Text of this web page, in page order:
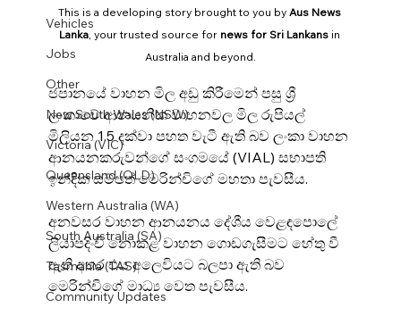
Vehicles
Jobs
Other
New South Wales (NSW)
Victoria (VIC)
Queensland (QLD)
Western Australia (WA)
South Australia (SA)
Tasmania (TAS)
Community Updates
This is a developing story brought to you by Aus News
Lanka, your trusted source for news for Sri Lankans in
Australia and beyond.
ජපානයේ වාහන මිල අඩු කිරීමෙන් පසු ශ්‍රී
ලංකාවේ ආනයනික වාහනවල මිල රුපියල්
මිලියන 1.5 දක්වා පහත වැටී ඇති බව ලංකා වාහන
ආනයනකරුවන්ගේ සංගමයේ (VIAL) සභාපති
ඉන්දික සම්පත් මෙරින්චිගේ මහතා පැවසීය.
අනවසර වාහන ආනයනය දේශීය වෙළඳපොලේ
ලියාපදිංචි නොකළ වාහන ගොඩගැසීමට හේතු වී
ඇති අතර එය අලෙවියට බලපා ඇති බව
මෙරින්චිගේ මාධ්‍ය වෙත පැවසීය.